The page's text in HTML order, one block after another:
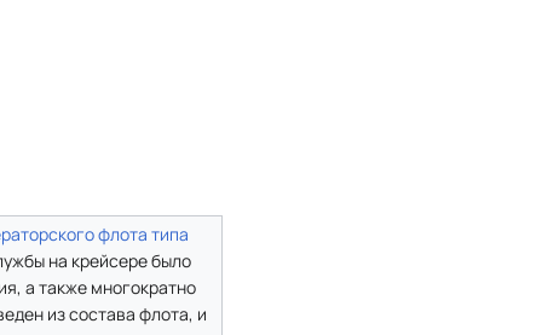
флота типа
на крейсере было
а также многократно
из состава флота, и